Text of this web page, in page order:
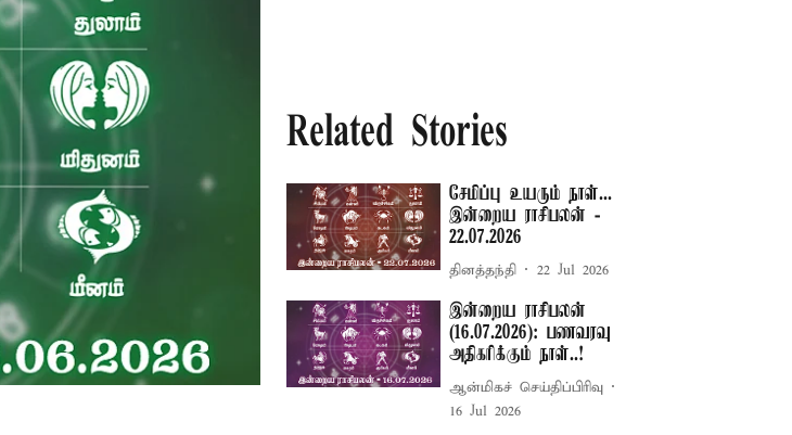
Related Stories
சேமிப்பு உயரும் நாள்...
இன்றைய ராசிபலன் -
22.07.2026
தினத்தந்தி 22 Jul 2026
இன்றைய ராசிபலன்
(16.07.2026): பணவரவு
அதிகரிக்கும் நாள்..!
ஆன்மிகச் செய்திப்பிரிவு
16 Jul 2026